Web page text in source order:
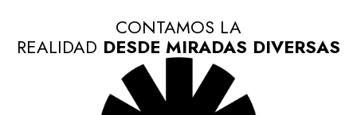
CONTAMOS LA
REALIDAD DESDE MIRADAS DIVERSAS